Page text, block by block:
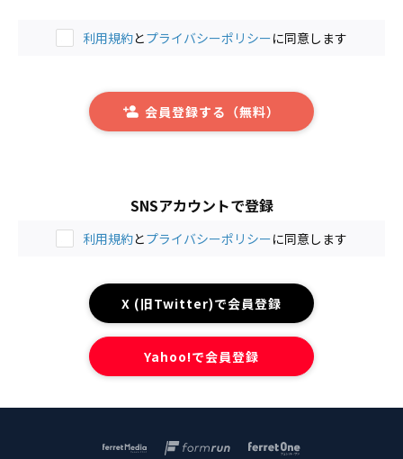
SNSアカウントで登録
利用規約とプライバシーポリシーに同意します
X (旧Twitter)で会員登録
Yahoo!で会員登録
利用規約とプライバシーポリシーに同意します
会員登録する（無料）